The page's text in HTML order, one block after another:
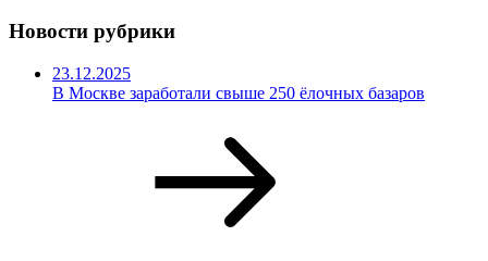
Новости рубрики
23.12.2025
В Москве заработали свыше 250 ёлочных базаров